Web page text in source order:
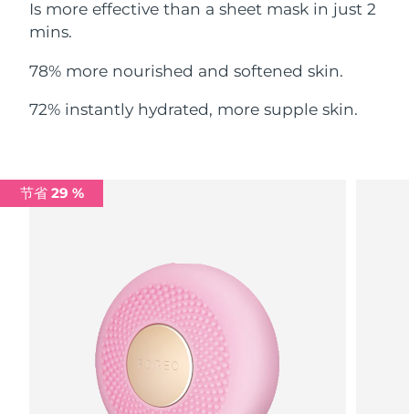
Is more effective than a sheet mask in just 2
mins.
78% more nourished and softened skin.
72% instantly hydrated, more supple skin.
节省 29 %
荷兰
预计送达日期
预计送达日期